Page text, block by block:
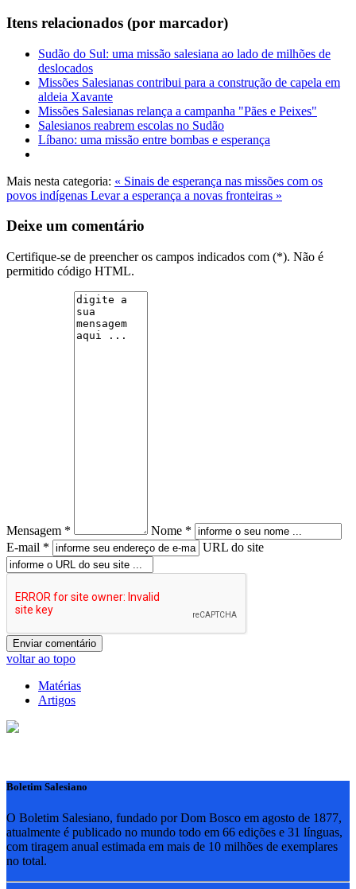
Itens relacionados (por marcador)
Sudão do Sul: uma missão salesiana ao lado de milhões de
deslocados
Missões Salesianas contribui para a construção de capela em
aldeia Xavante
Missões Salesianas relança a campanha "Pães e Peixes"
Salesianos reabrem escolas no Sudão
Líbano: uma missão entre bombas e esperança
Mais nesta categoria: « Sinais de esperança nas missões com os
povos indígenas Levar a esperança a novas fronteiras »
Deixe um comentário
Certifique-se de preencher os campos indicados com (*). Não é
permitido código HTML.
Mensagem *
Nome *
E-mail *
URL do site
voltar ao topo
Matérias
Artigos
Boletim Salesiano
O Boletim Salesiano, fundado por Dom Bosco em agosto de 1877,
atualmente é publicado no mundo todo em 66 edições e 31 línguas,
com tiragem anual estimada em mais de 10 milhões de exemplares
no total.